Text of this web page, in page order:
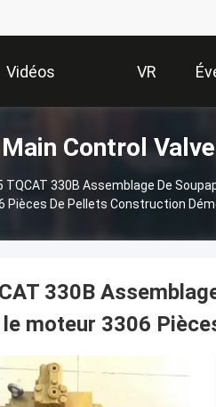
Vidéos VR
Show
Control
TQCAT 330B Assemblage De
Pièces De Pellets Construction
330B
moteur 3306